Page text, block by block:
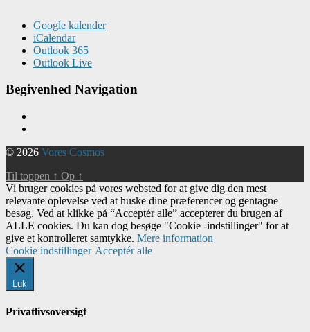
Google kalender
iCalendar
Outlook 365
Outlook Live
Begivenhed Navigation
© 2026 Vores Cosmos
Til toppen ↑ Op ↑
Vi bruger cookies på vores websted for at give dig den mest
relevante oplevelse ved at huske dine præferencer og gentagne
besøg. Ved at klikke på “Acceptér alle” accepterer du brugen af ​​
ALLE cookies. Du kan dog besøge "Cookie -indstillinger" for at
give et kontrolleret samtykke. Mere information
Cookie indstillinger Acceptér alle
Luk
Privatlivsoversigt